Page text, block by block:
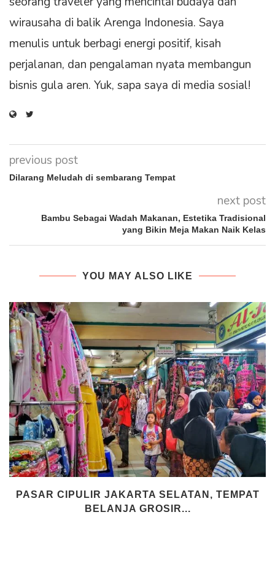
wirausaha di balik Arenga Indonesia. Saya
menulis untuk berbagi energi positif, kisah
perjalanan, dan pengalaman nyata membangun
bisnis gula aren. Yuk, sapa saya di media sosial!
previous post
Dilarang Meludah di sembarang Tempat
next post
Bambu Sebagai Wadah Makanan, Estetika Tradisional
yang Bikin Meja Makan Naik Kelas
YOU MAY ALSO LIKE
PASAR CIPULIR JAKARTA SELATAN, TEMPAT
BELANJA GROSIR...